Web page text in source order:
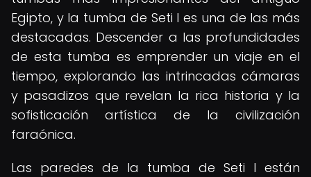
Egipto, y la tumba de Seti I es una de las más
destacadas. Descender a las profundidades
de esta tumba es emprender un viaje en el
tiempo, explorando las intrincadas cámaras
y pasadizos que revelan la rica historia y la
sofisticación artística de la civilización
faraónica.
Las paredes de la tumba de Seti I están